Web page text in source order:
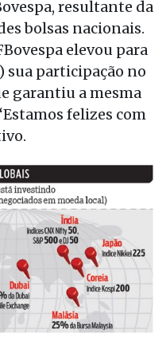
resultante da
bolsas nacionais.
elevou para
sua participação no
garantiu a mesma
felizes com